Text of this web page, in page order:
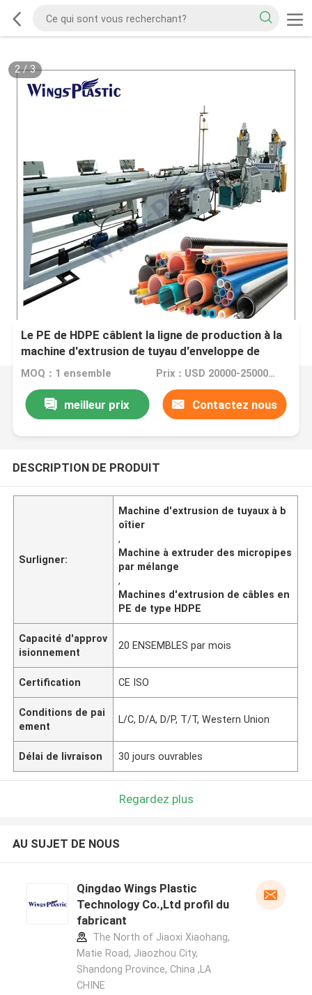
2/3
Le PE de HDPE câblent la ligne de production à la
machine d'extrusion de tuyau d'enveloppe de
paquet de Micropipe
MOQ：1 ensemble Prix：USD 20000-25000 per set
meilleur prix Contactez nous
DESCRIPTION DE PRODUIT
Surligner:
Machine d'extrusion de tuyaux à b
oîtier
,
Machine à extruder des micropipes
par mélange
,
Machines d'extrusion de câbles en
PE de type HDPE
Capacité d'approv
isionnement
20 ENSEMBLES par mois
Certification CE ISO
Conditions de pai
ement
L/C, D/A, D/P, T/T, Western Union
Délai de livraison 30 jours ouvrables
Regardez plus
AU SUJET DE NOUS
Qingdao Wings Plastic
Technology Co.,Ltd profil du
fabricant
The North of Jiaoxi Xiaohang,
Matie Road, Jiaozhou City,
Shandong Province, China ,LA
CHINE